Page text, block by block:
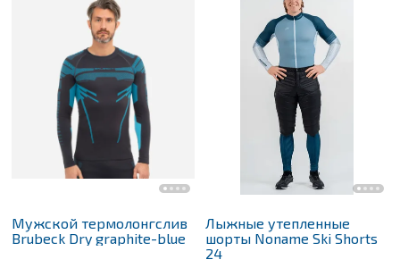
Мужской термолонгслив
Brubeck Dry graphite-blue
Лыжные утепленные
шорты Noname Ski Shorts
24